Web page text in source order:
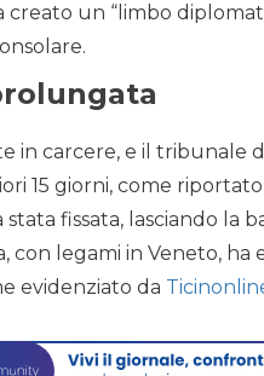
creato un “limbo
in carcere, e il tribunale
15 giorni, come
fissata, lasciando la
con legami in Veneto, ha
evidenziato da